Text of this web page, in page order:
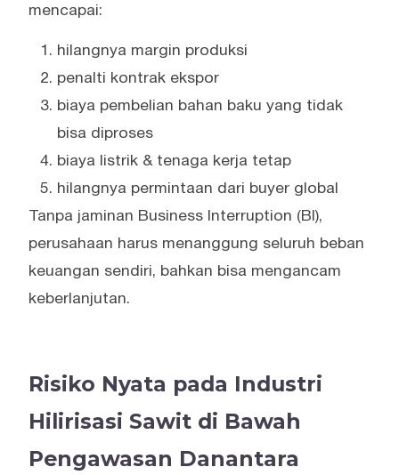
mencapai:
hilangnya margin produksi
penalti kontrak ekspor
biaya pembelian bahan baku yang tidak
bisa diproses
biaya listrik & tenaga kerja tetap
hilangnya permintaan dari buyer global
Tanpa jaminan Business Interruption (BI),
perusahaan harus menanggung seluruh beban
keuangan sendiri, bahkan bisa mengancam
keberlanjutan.
Risiko Nyata pada Industri
Hilirisasi Sawit di Bawah
Pengawasan Danantara